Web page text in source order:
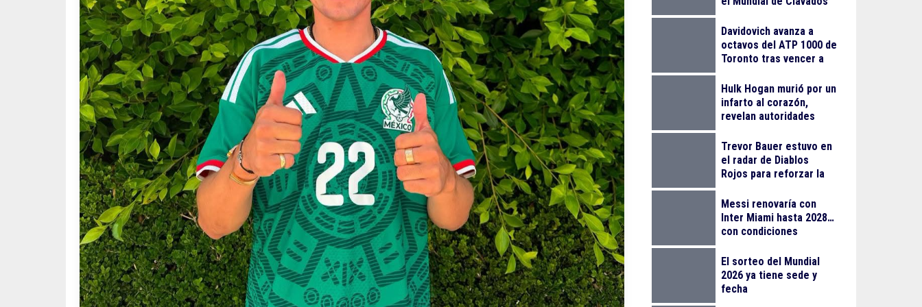
Davidovich avanza a
octavos del ATP 1000 de
Toronto tras vencer a
Hulk Hogan murió por un
infarto al corazón,
revelan autoridades
Trevor Bauer estuvo en
el radar de Diablos
Rojos para reforzar la
Messi renovaría con
Inter Miami hasta 2028…
con condiciones
El sorteo del Mundial
2026 ya tiene sede y
fecha